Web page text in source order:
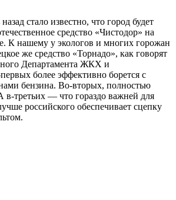
стало известно, что город будет
средство «Чистодор» на
К нашему у экологов и многих горожан
же средство «Торнадо», как говорят
Департамента ЖКХ и
более эффективно борется с
бензина. Во-вторых, полностью
в-третьих — что гораздо важней для
российского обеспечивает сцепку